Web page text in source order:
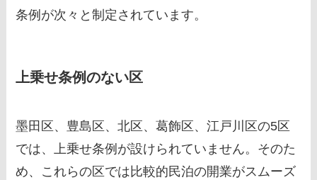
条例が次々と制定されています。
上乗せ条例のない区
墨田区、豊島区、北区、葛飾区、江戸川区の5区
では、上乗せ条例が設けられていません。そのた
め、これらの区では比較的民泊の開業がスムーズ